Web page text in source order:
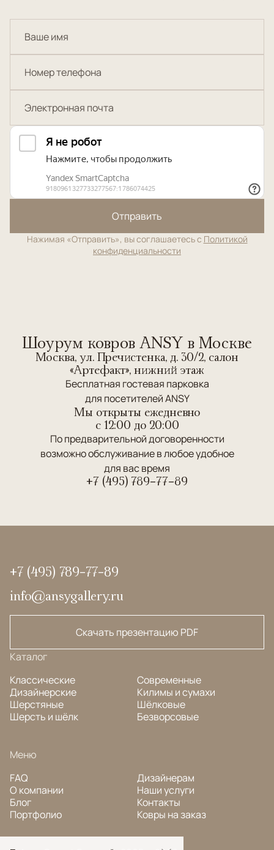
Отправить
Нажимая «Отправить», вы соглашаетесь с Политикой
конфиденциальности
Шоурум ковров ANSY в Москве
Москва, ул. Пречистенка, д. 30/2, салон
«Артефакт», нижний этаж
Бесплатная гостевая парковка
для посетителей ANSY
Мы открыты ежедневно
c 12:00 до 20:00
По предварительной договоренности
возможно обслуживание в любое удобное
для вас время
+7 (495) 789-77-89
+7 (495) 789-77-89
info@ansygallery.ru
Скачать презентацию PDF
Каталог
Классические
Дизайнерские
Шерстяные
Шерсть и шёлк
Современные
Килимы и сумахи
Шёлковые
Безворсовые
Меню
FAQ
О компании
Блог
Портфолио
Дизайнерам
Наши услуги
Контакты
Ковры на заказ